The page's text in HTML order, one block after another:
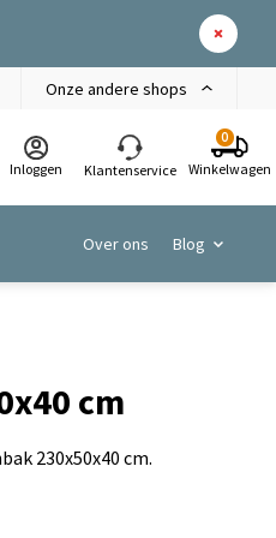
Onze andere shops
Inloggen Klantenservice
0
Winkelwagen
Over ons Blog
cm
230x50x40 cm.